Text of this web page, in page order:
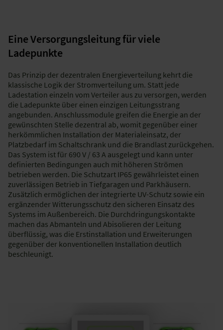
Eine Versorgungsleitung für viele
Ladepunkte
Das Prinzip der dezentralen Energieverteilung kehrt die
klassische Logik der Stromverteilung um. Statt jede
Ladestation einzeln vom Verteiler aus zu versorgen, werden
die Ladepunkte über einen einzigen Leitungsstrang
angebunden. Anschlussmodule greifen die Energie an der
gewünschten Stelle dezentral ab, womit gegenüber einer
herkömmlichen Installation der Materialeinsatz, der
Platzbedarf im Schaltschrank und die Brandlast zurückgehen.
Das System ist für 690 V / 63 A ausgelegt und kann unter
definierten Bedingungen auch mit höheren Strömen
betrieben werden. Die Schutzart IP65 gewährleistet einen
zuverlässigen Betrieb in Tiefgaragen und Parkhäusern.
Zusätzlich ermöglichen der integrierte UV-Schutz sowie ein
ergänzender Witterungsschutz den sicheren Einsatz des
Systems im Außenbereich. Die Durchdringungskontakte
machen das Abmanteln und Abisolieren der Leitung
überflüssig, was die Erstinstallation und Erweiterungen
gegenüber der konventionellen Installation deutlich
beschleunigt.